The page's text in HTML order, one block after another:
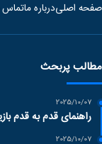
صفحه اصلیدرباره ماتماس
مطالب پربحث
2025/10/07
راهنمای قدم به قدم
2025/10/07